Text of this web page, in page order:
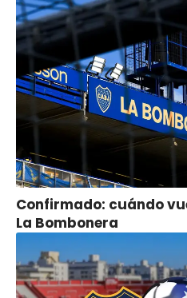
Confirmado: cuándo
La Bombonera